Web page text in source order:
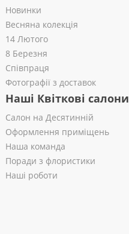
Новинки
Весняна колекція
14 Лютого
8 Березня
Співпраця
Фотографії з доставок
Наші Квіткові салони
Салон на Десятинній
Оформлення приміщень
Наша команда
Поради з флористики
Наші роботи